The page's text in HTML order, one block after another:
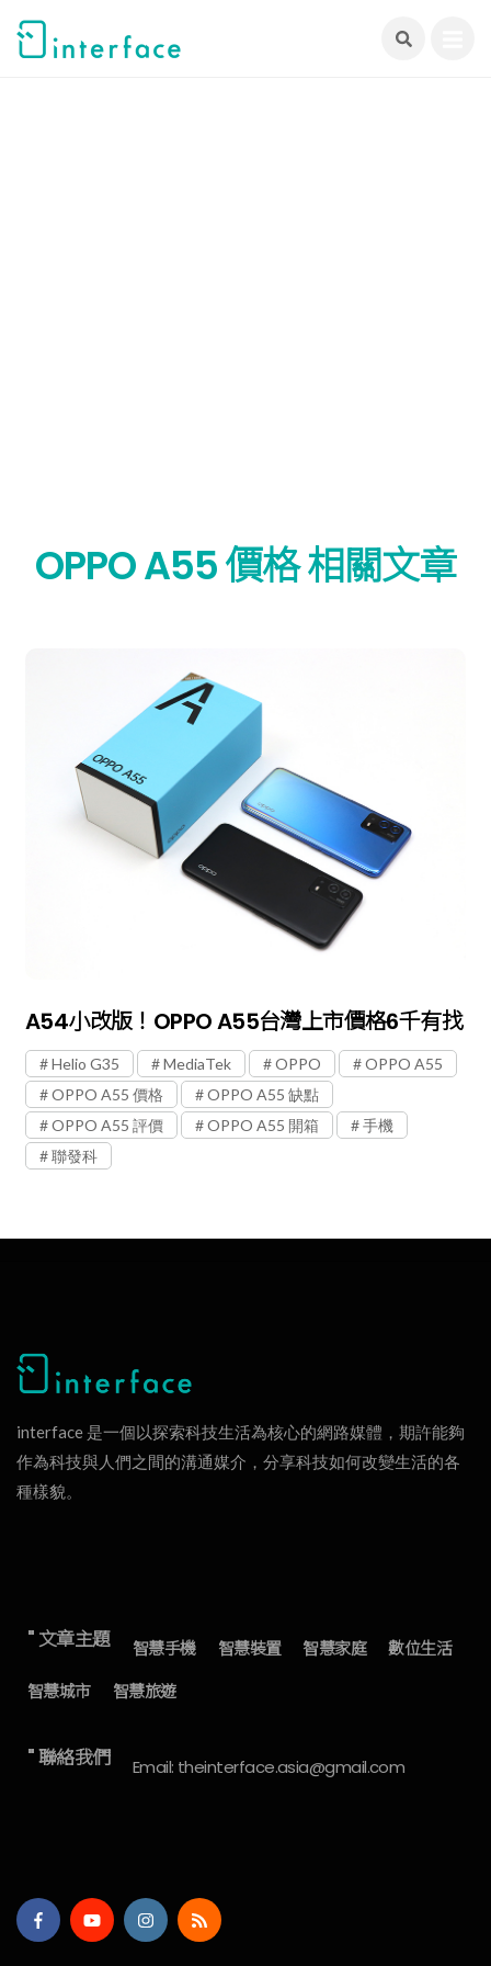
OPPO A55 價格 相關文章
A54小改版！OPPO A55台灣上市價格6千有找
Helio G35 MediaTek OPPO
OPPO A55
OPPO A55 價格
OPPO A55 缺點
OPPO A55 評價
OPPO A55 開箱
手機
聯發科
interface 是一個以探索科技生活為核心的網路媒體，期許能夠
作為科技與人們之間的溝通媒介，分享科技如何改變生活的各
種樣貌。
" 文章主題 智慧手機 智慧裝置 智慧家庭
數位生活
智慧城市
智慧旅遊
" 聯絡我們 Email: theinterface.asia@gmail.com